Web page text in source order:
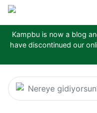
Kampbu is now a blog
have discontinued our
Nereye